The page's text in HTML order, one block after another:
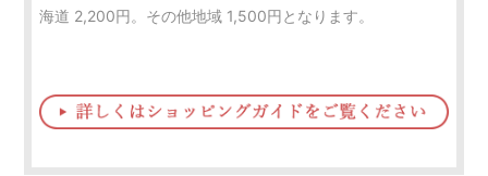
海道 2,200円。その他地域 1,500円となります。